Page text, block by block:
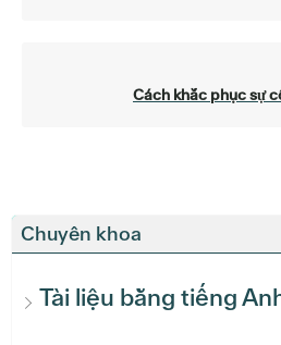
Chuyên khoa
Tài liệu bằng tiếng
Cách khắc phục sự